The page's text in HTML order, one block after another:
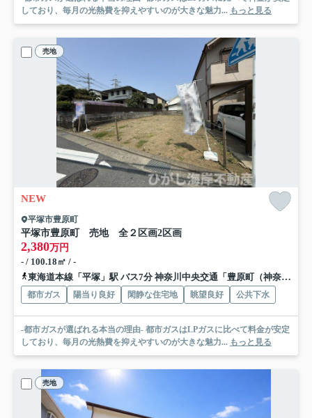
しており、毎月の光熱費を抑えやすいのが大きな魅力... もっと見る
売地
NEW
平塚市豊原町
平塚市豊原町 売地 全２区画2区画
2,380万円
- / 100.18㎡ / -
東海道本線「平塚」駅 バス7分 神奈川中央交通「豊原町（神奈川県）」 停歩1分
都市ガス 陽当り良好 閑静な住宅地 眺望良好 公共下水
-都市ガスが選ばれる本当の理由- 都市ガスはLPガスに比べて料金が安定
しており、毎月の光熱費を抑えやすいのが大きな魅力... もっと見る
売地